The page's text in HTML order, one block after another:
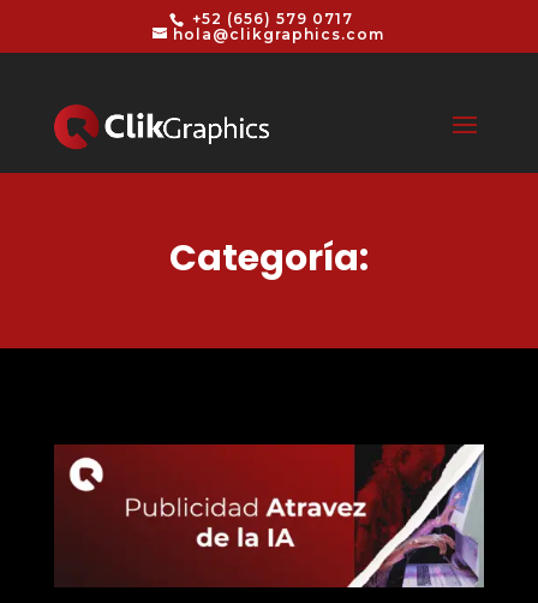
+52 (656) 579 0717
hola@clikgraphics.com
Categoría: